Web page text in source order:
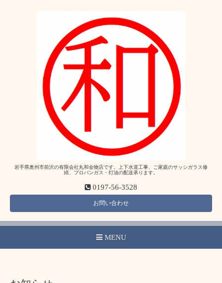
岩手県奥州市前沢の有限会社丸和金物店です。上下水道工事、ご家庭のサッシガラス修
繕、プロパンガス・灯油の配送承ります。
0197-56-3528
お問い合わせ
MENU